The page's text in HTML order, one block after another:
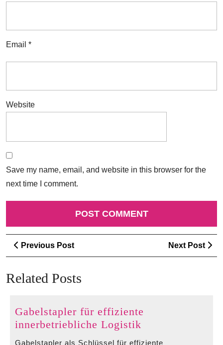
Email *
Website
Save my name, email, and website in this browser for the
next time I comment.
Post
navigation
Previous PostPrevious
Post
Next Post
Related Posts
Gabelstapler für effiziente
innerbetriebliche Logistik
für
Gabelstapler als Schlüssel für effiziente